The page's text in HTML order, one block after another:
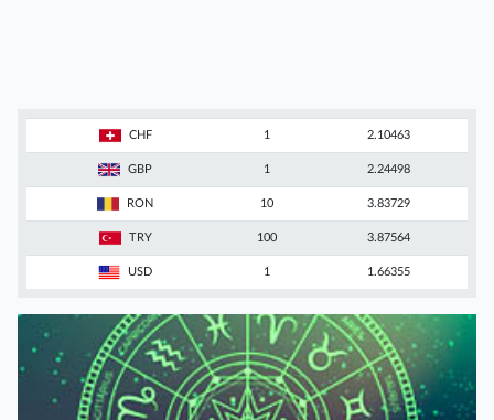
CHF 1 2.10463
GBP 1 2.24498
RON 10 3.83729
TRY 100 3.87564
USD 1 1.66355